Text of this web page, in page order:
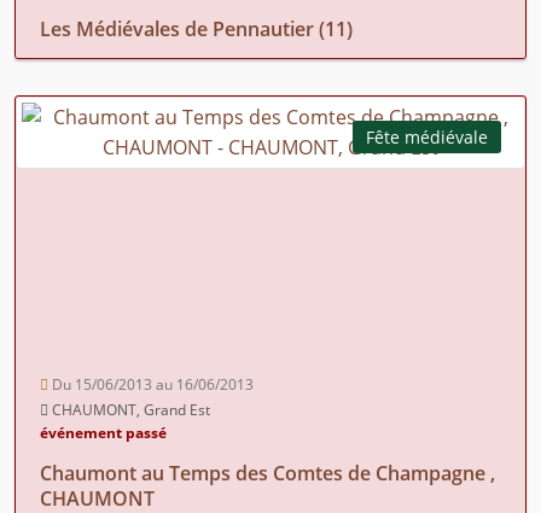
Les Médiévales de Pennautier (11)
Fête médiévale
Du 15/06/2013 au 16/06/2013
CHAUMONT, Grand Est
événement passé
Chaumont au Temps des Comtes de Champagne ,
CHAUMONT